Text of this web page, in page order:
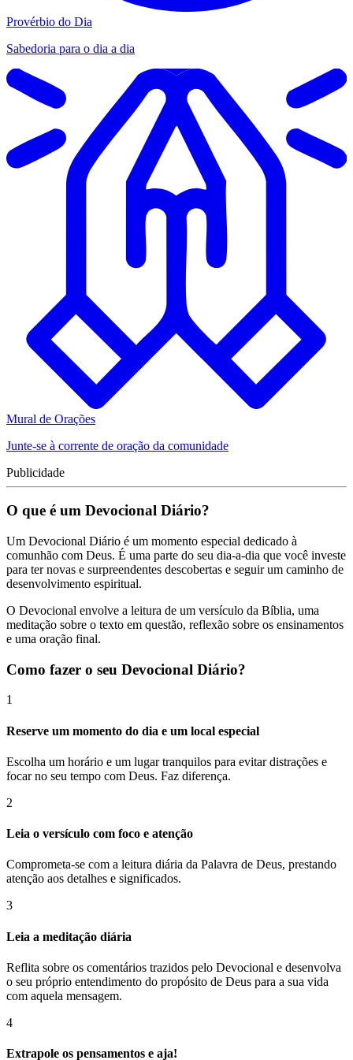
Provérbio do Dia
Sabedoria para o dia a dia
Mural de Orações
Junte-se à corrente de oração da comunidade
Publicidade
O que é um Devocional Diário?
Um Devocional Diário é um momento especial dedicado à
comunhão com Deus. É uma parte do seu dia-a-dia que você investe
para ter novas e surpreendentes descobertas e seguir um caminho de
desenvolvimento espiritual.
O Devocional envolve a leitura de um versículo da Bíblia, uma
meditação sobre o texto em questão, reflexão sobre os ensinamentos
e uma oração final.
Como fazer o seu Devocional Diário?
1
Reserve um momento do dia e um local especial
Escolha um horário e um lugar tranquilos para evitar distrações e
focar no seu tempo com Deus. Faz diferença.
2
Leia o versículo com foco e atenção
Comprometa-se com a leitura diária da Palavra de Deus, prestando
atenção aos detalhes e significados.
3
Leia a meditação diária
Reflita sobre os comentários trazidos pelo Devocional e desenvolva
o seu próprio entendimento do propósito de Deus para a sua vida
com aquela mensagem.
4
Extrapole os pensamentos e aja!